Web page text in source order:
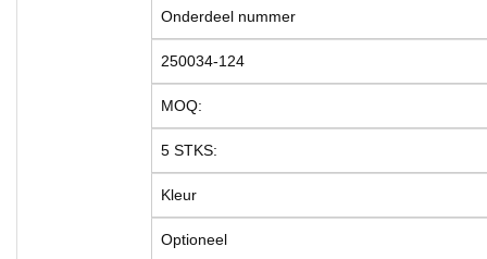
Onderdeel nummer
250034-124
MOQ:
5 STKS:
Kleur
Optioneel